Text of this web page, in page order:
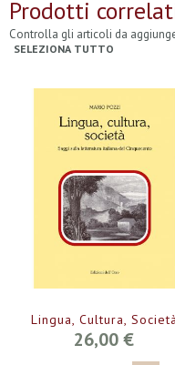
Prodotti
Controlla gli articoli da
SELEZIONA TUTTO
Lingua, Cultura, Società
26,00 €